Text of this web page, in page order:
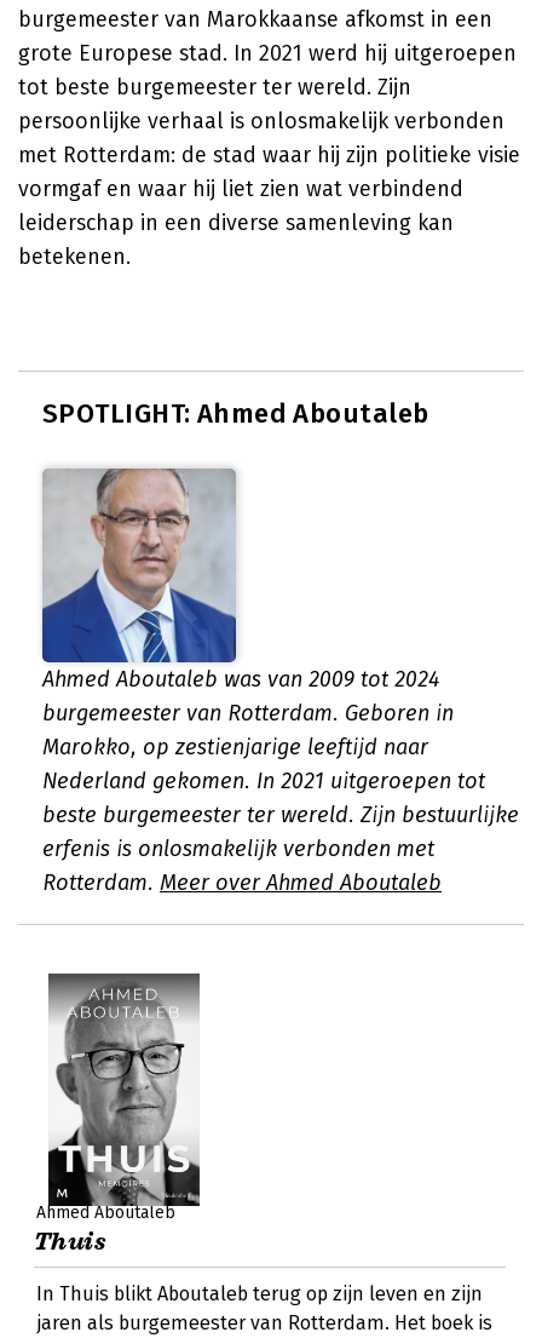
burgemeester van Marokkaanse afkomst in een
grote Europese stad. In 2021 werd hij uitgeroepen
tot beste burgemeester ter wereld. Zijn
persoonlijke verhaal is onlosmakelijk verbonden
met Rotterdam: de stad waar hij zijn politieke visie
vormgaf en waar hij liet zien wat verbindend
leiderschap in een diverse samenleving kan
betekenen.
SPOTLIGHT: Ahmed Aboutaleb
Ahmed Aboutaleb was van 2009 tot 2024
burgemeester van Rotterdam. Geboren in
Marokko, op zestienjarige leeftijd naar
Nederland gekomen. In 2021 uitgeroepen tot
beste burgemeester ter wereld. Zijn bestuurlijke
erfenis is onlosmakelijk verbonden met
Rotterdam. Meer over Ahmed Aboutaleb
Ahmed Aboutaleb
Thuis
In Thuis blikt Aboutaleb terug op zijn leven en zijn
jaren als burgemeester van Rotterdam. Het boek is